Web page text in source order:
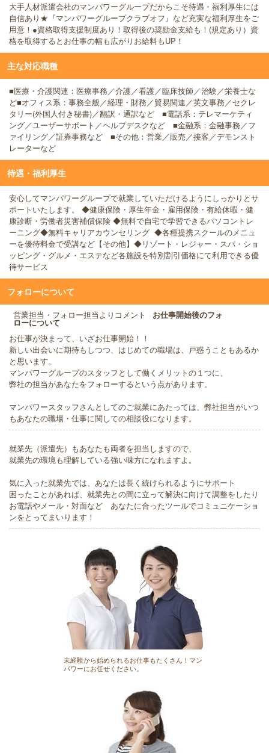
大手人材派遣会社のマンパワーグループだからこそ待遇・福利厚生には
自信あり★『マンパワーグループクラブオフ』など充実な福利厚生をご
用意！●資格取得支援制度あり！取得後の奨励金支給も！(規定あり）資
格を取得するとお仕事の幅も広がりお給料もUP！
主な対応職種
■医療・介護関連：医療事務／介護／看護／臨床技師／治験／栄養士な
ど■オフィス系：事務全般／経理・財務／貿易関連／英文事務／セクレ
タリー(外国人付き秘書)／翻訳・通訳など ■電話系：テレマーケティ
ング／ユーザーサポート／ヘルプデスクなど ■金融系：金融事務／フ
ァイリング／証券事務など ■その他：営業／販売／接客／デモンスト
レーターなど
待遇・福利厚生
安心してマンパワーグループで就業していただけるようにしっかりとサ
ポートいたします。 ◆健康保険・厚生年金・雇用保険・有給休暇・健
康診断・労働者災害補償保険 ◆無料で自宅で学習できるパソコントレ
ーニング◆無料キャリアカウンセリング ◆各種提携スクールのメニュ
ーを優待料金で受講など【その他】◆リゾート・レジャー・スパ・ショ
ッピング・グルメ・エステなど各施設を特別割引価格にて利用できる優
待サービス
フォローについて
営業担当・フォロー担当よりコメント お仕事開始後のフォ
ローについて
お仕事が決まって、いざお仕事開始！！
新しい出会いに期待もしつつ、はじめての職場は、戸惑うこともあるか
と思います。
マンパワーグループのスタッフとして働くメリットの１つに、
弊社の担当があなたをフォローするという点があります。
マンパワースタッフさんとしてのご就業にあたっては、弊社担当がいつ
もあなたの職場・仕事に関しての相談役になります。
就業先（派遣先）もあなたも両者を担当しますので、
就業先の環境も理解している強い味方になれますよ。
気に入った就業先では、あなたは長く続けられるようにサポート
困ったことがあれば、就業先との間に立って解決に向けて調整をしたり
お電話やメール・対面など あなたに合ったツールでコミュニケーショ
ンをとってまいります！
未経験から始められるお仕事もたくさん！マン
パワーにお任せください。